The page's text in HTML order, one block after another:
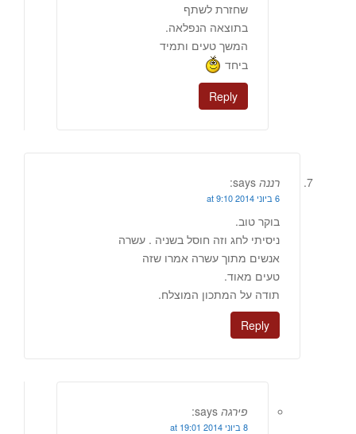
שחזרת לשתף
בתוצאה הנפלאה.
המשך טעים ותמיד
ביחד
Reply
רננה says:
6 ביוני 2014 at 9:10
בוקר טוב.
ניסיתי לחג וזה חוסל בשניה . עשרה
אנשים מתוך עשרה אמרו שזה
טעים מאוד.
תודה על המתכון המוצלח.
Reply
פירגה says:
8 ביוני 2014 at 19:01